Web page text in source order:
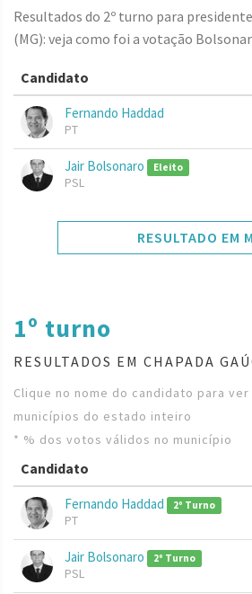
Resultados do 2º turno para
(MG): veja como foi a votação
Candidato
Fernando Haddad
PT
Jair Bolsonaro Eleito
PSL
RESULTADO EM
1º turno
RESULTADOS EM CHAPADA
Clique no nome do candidato para
municípios do estado inteiro
* % dos votos válidos no município
Candidato
Fernando Haddad 2º Turno
PT
Jair Bolsonaro 2º Turno
PSL